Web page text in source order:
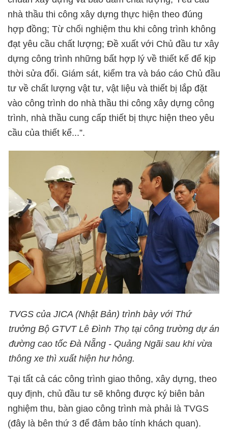
nhà thầu thi công xây dựng thực hiện theo đúng
hợp đồng; Từ chối nghiệm thu khi công trình không
đạt yêu cầu chất lượng; Đề xuất với Chủ đầu tư xây
dựng công trình những bất hợp lý về thiết kế để kịp
thời sửa đổi. Giám sát, kiểm tra và báo cáo Chủ đầu
tư về chất lượng vật tư, vật liệu và thiết bị lắp đặt
vào công trình do nhà thầu thi công xây dựng công
trình, nhà thầu cung cấp thiết bị thực hiện theo yêu
cầu của thiết kế...”.
TVGS của JICA (Nhật Bản) trình bày với Thứ
trưởng Bộ GTVT Lê Đình Thọ tại công trường dự án
đường cao tốc Đà Nẵng - Quảng Ngãi sau khi vừa
thông xe thì xuất hiện hư hỏng.
Tại tất cả các công trình giao thông, xây dựng, theo
quy định, chủ đầu tư sẽ không được ký biên bản
nghiệm thu, bàn giao công trình mà phải là TVGS
(đây là bên thứ 3 để đảm bảo tính khách quan).